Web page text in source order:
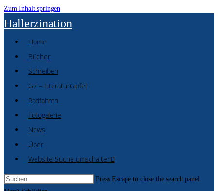
Zum Inhalt springen
Hallerzination
Home
Bücher
Schreiben
G7 – LiteraturGipfel
Radfahren
Fotogalerie
News
Über
Website-Suche umschalten
Press Escape to close the search panel.